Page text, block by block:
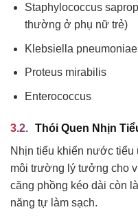
Staphylococcus
thường ở phụ nữ trẻ)
Klebsiella pneumoniae
Proteus mirabilis
Enterococcus
Thói Quen Nhịn
Nhịn tiểu khiến nước tiểu
môi trường lý tưởng cho
căng phồng kéo dài còn
năng tự làm sạch.